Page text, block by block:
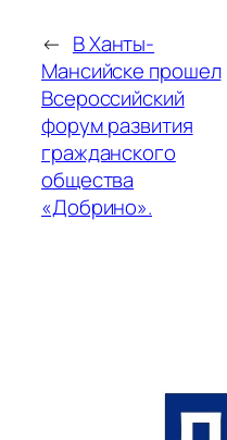
← В Ханты-
Мансийске прошел
Всероссийский
форум развития
гражданского
общества
«Добрино».